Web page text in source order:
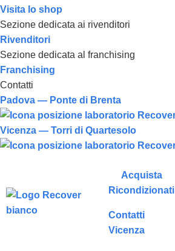
Visita lo shop
Sezione dedicata ai rivenditori
Rivenditori
Sezione dedicata al franchising
Franchising
Contatti
Padova — Ponte di Brenta
Vicenza — Torri di Quartesolo
Acquista
Ricondizionati
Contatti
Vicenza